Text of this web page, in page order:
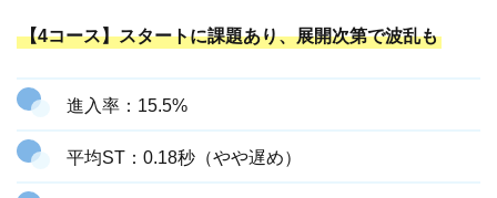
【4コース】スタートに課題あり、展開次第で波乱も
進入率：15.5%
平均ST：0.18秒（やや遅め）